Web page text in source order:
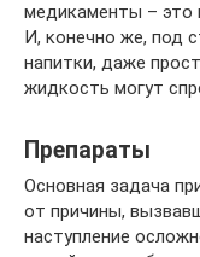
медикаменты – это
И, конечно же, под
напитки, даже
жидкость могут
Препараты
Основная задача
от причины,
наступление